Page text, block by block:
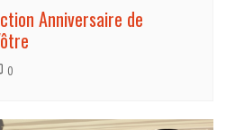
Anniversaire de
0